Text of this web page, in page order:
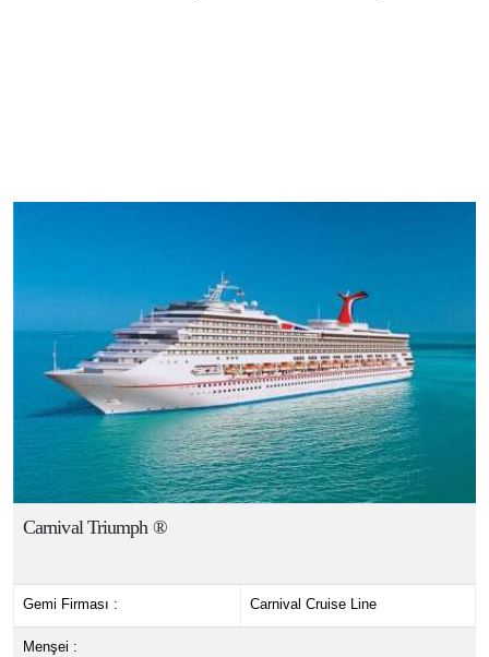
Carnival Triumph ®
Gemi Firması : Carnival Cruise Line
Menşei :